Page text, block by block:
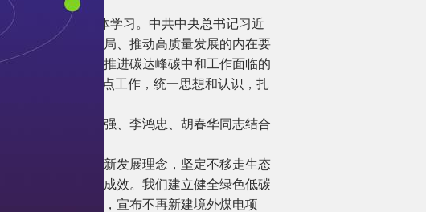
第三十六次集体学习。中共中央总书记习近
、构建新发展格局、推动高质量发展的内在要
们必须深入分析推进碳达峰碳中和工作面临的
究需要做好的重点工作，统一思想和认识，扎
体会，刘鹤、李强、李鸿忠、胡春华同志结合
来，党中央贯彻新发展理念，坚定不移走生态
型，取得了显著成效。我们建立健全绿色低碳
全国碳市场交易，宣布不再新建境外煤电项